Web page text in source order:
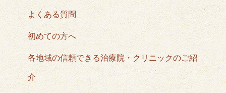
よくある質問
初めての方へ
各地域の信頼できる治療院・クリニックのご紹
介